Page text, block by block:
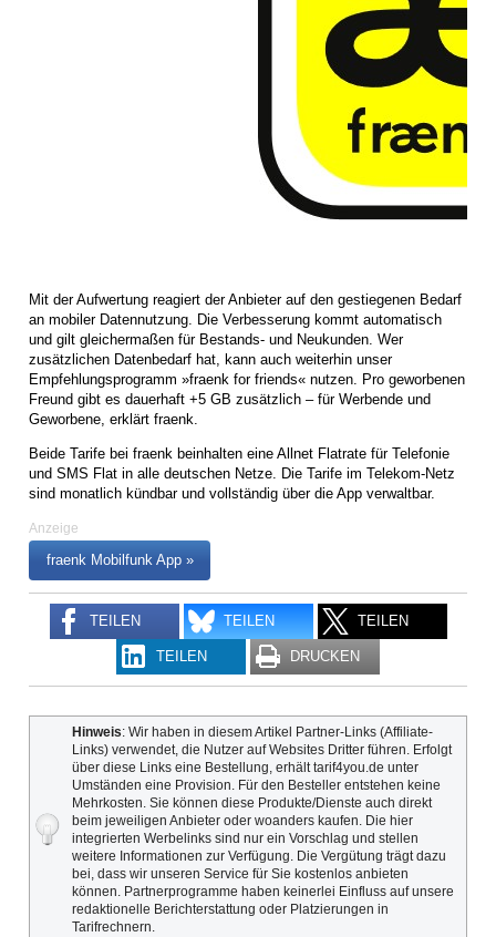
Mit der Aufwertung reagiert der Anbieter auf den gestiegenen Bedarf
an mobiler Datennutzung. Die Verbesserung kommt automatisch
und gilt gleichermaßen für Bestands- und Neukunden. Wer
zusätzlichen Datenbedarf hat, kann auch weiterhin unser
Empfehlungsprogramm »fraenk for friends« nutzen. Pro geworbenen
Freund gibt es dauerhaft +5 GB zusätzlich – für Werbende und
Geworbene, erklärt fraenk.
Beide Tarife bei fraenk beinhalten eine Allnet Flatrate für Telefonie
und SMS Flat in alle deutschen Netze. Die Tarife im Telekom-Netz
sind monatlich kündbar und vollständig über die App verwaltbar.
Anzeige
fraenk Mobilfunk App »
TEILEN TEILEN TEILEN
TEILEN DRUCKEN
Hinweis: Wir haben in diesem Artikel Partner-Links (Affiliate-
Links) verwendet, die Nutzer auf Websites Dritter führen. Erfolgt
über diese Links eine Bestellung, erhält tarif4you.de unter
Umständen eine Provision. Für den Besteller entstehen keine
Mehrkosten. Sie können diese Produkte/Dienste auch direkt
beim jeweiligen Anbieter oder woanders kaufen. Die hier
integrierten Werbelinks sind nur ein Vorschlag und stellen
weitere Informationen zur Verfügung. Die Vergütung trägt dazu
bei, dass wir unseren Service für Sie kostenlos anbieten
können. Partnerprogramme haben keinerlei Einfluss auf unsere
redaktionelle Berichterstattung oder Platzierungen in
Tarifrechnern.